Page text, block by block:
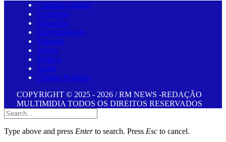
Campina Grande
Economia
Educação
Entretenimento
Esportes
Justiça
Política
Saúde
Últimas Notícias
COPYRIGHT © 2025 - 2026 / RM NEWS -REDAÇÃO
MULTIMIDIA TODOS OS DIREITOS RESERVADOS
Type above and press Enterto search. Press Esc to cancel.